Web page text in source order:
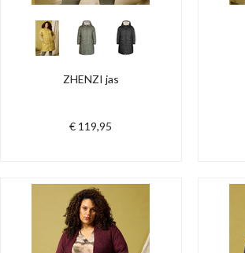
ZHENZI jas
€ 119,95